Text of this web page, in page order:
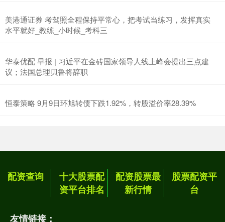
美港通证券 考驾照全程保持平常心，把考试当练习，发挥真实
水平就好_教练_小时候_考科三
华泰优配 早报 | 习近平在金砖国家领导人线上峰会提出三点建
议；法国总理贝鲁将辞职
恒泰策略 9月9日环旭转债下跌1.92%，转股溢价率28.39%
配资查询
十大股票配
资平台排名
配资股票最
新行情
股票配资平
台
友情链接：